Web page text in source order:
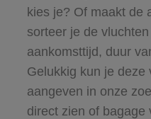
kies je? Of maakt de
sorteer je de
aankomsttijd, duur
Gelukkig kun je deze
aangeven in onze
direct zien of bagage